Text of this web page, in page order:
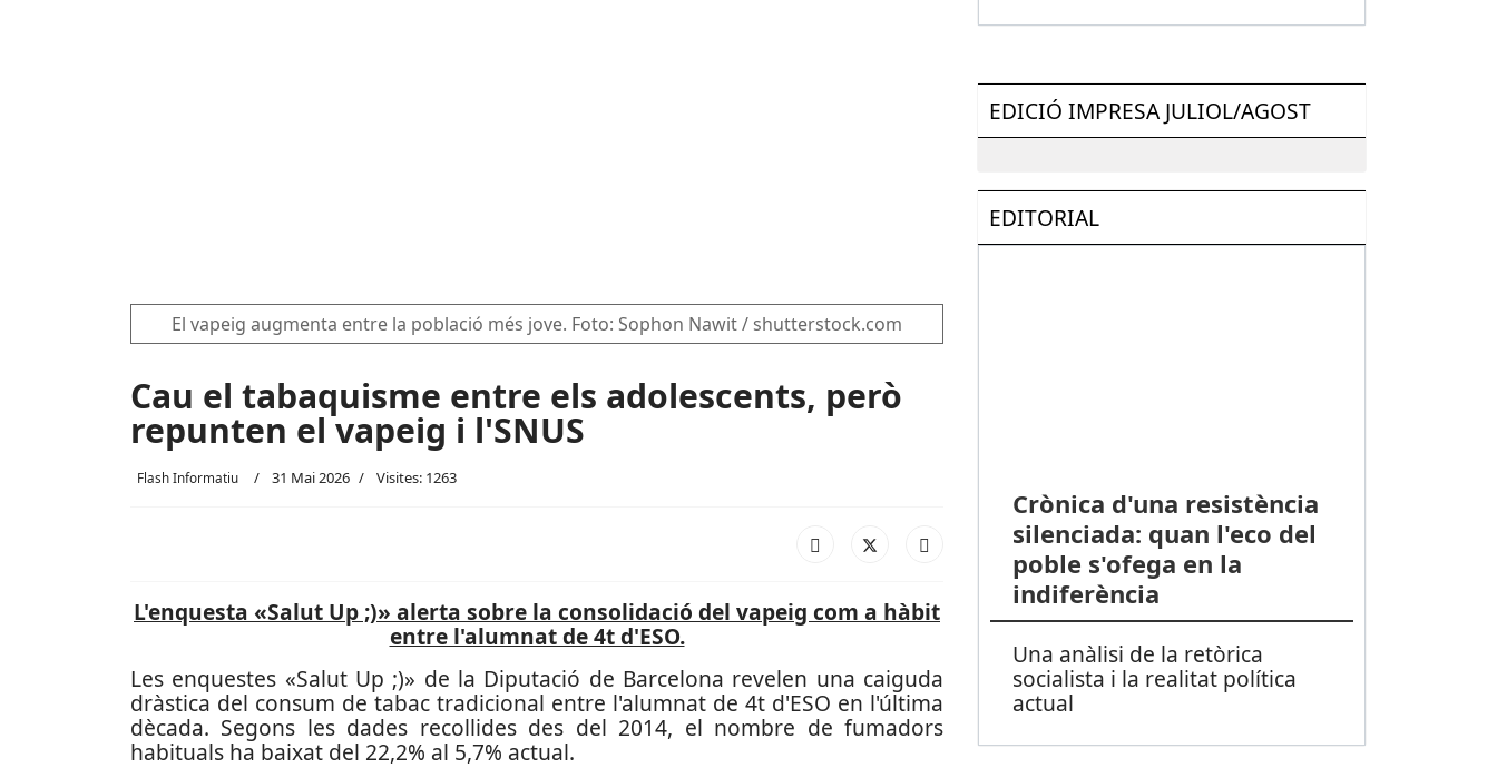
El vapeig augmenta entre la població més jove. Foto: Sophon Nawit / shutterstock.com
Cau el tabaquisme entre els adolescents, però
repunten el vapeig i l'SNUS
Flash Informatiu 31 Mai 2026 Visites: 1263
L'enquesta «Salut Up ;)» alerta sobre la consolidació del vapeig com a hàbit
entre l'alumnat de 4t d'ESO.
Les enquestes «Salut Up ;)» de la Diputació de Barcelona revelen una caiguda
dràstica del consum de tabac tradicional entre l'alumnat de 4t d'ESO en l'última
dècada. Segons les dades recollides des del 2014, el nombre de fumadors
habituals ha baixat del 22,2% al 5,7% actual.
EDICIÓ IMPRESA JULIOL/AGOST
EDITORIAL
Crònica d'una resistència
silenciada: quan l'eco del
poble s'ofega en la
indiferència
Una anàlisi de la retòrica
socialista i la realitat política
actual